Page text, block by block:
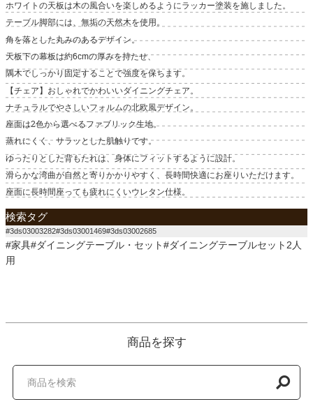
ホワイトの天板は木の風合いを楽しめるようにラッカー塗装を施しました。
テーブル脚部には、無垢の天然木を使用。
角を落とした丸みのあるデザイン。
天板下の幕板は約6cmの厚みを持たせ、
隅木でしっかり固定することで強度を保ちます。
【チェア】おしゃれでかわいいダイニングチェア。
ナチュラルでやさしいフォルムの北欧風デザイン。
座面は2色から選べるファブリック生地。
蒸れにくく、サラッとした肌触りです。
ゆったりとした背もたれは、身体にフィットするように設計。
滑らかな湾曲が自然と寄りかかりやすく、長時間快適にお座りいただけます。
座面に長時間座っても疲れにくいウレタン仕様。
検索タグ
#3ds03003282#3ds03001469#3ds03002685
#家具#ダイニングテーブル・セット#ダイニングテーブルセット2人
用
商品を探す